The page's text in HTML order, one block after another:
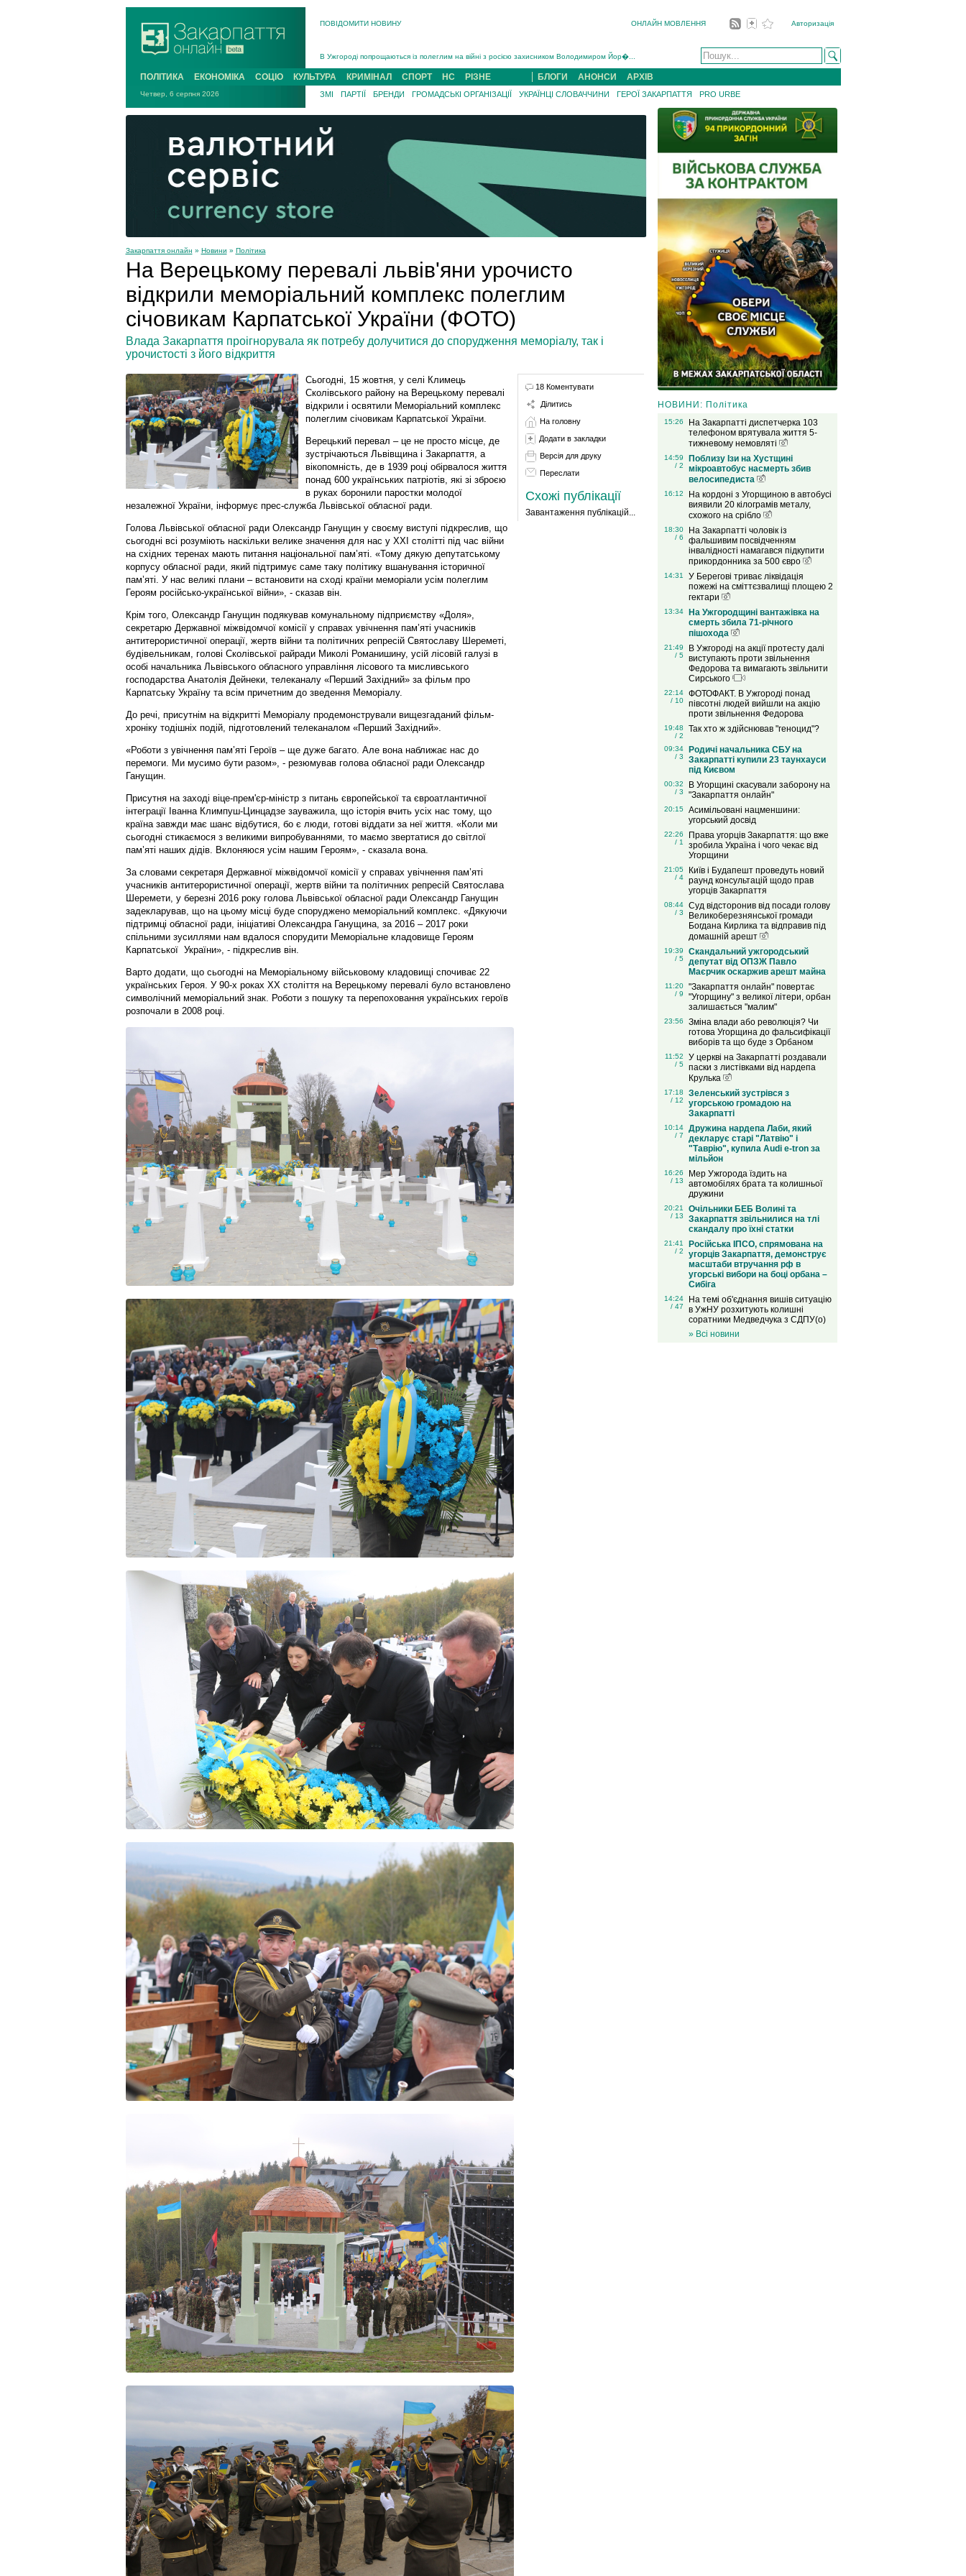
ПОВІДОМИТИ НОВИНУ ОНЛАЙН МОВЛЕННЯ Авторизація
Інструктора районного ТЦК на Закарпатті судитимуть за обвинуваченням у катув...
В Ужгороді 5 серпня попрощаються із захисником Богданом Югасом, який два роки �...
Підтвердили загибель захисника із Нанкова на Хустщині Юліана Гербея (ФОТО)[/gree...
На війні з рф поліг військовий з Виноградова Ігнат Роздяловський (ФОТО)...
На Хустщині внаслідок ДТП за участі трьох авто постраждали 13 людей (ФОТО)...
Інструктора районного ТЦК на Закарпатті судитимуть за обвинувачен...
ПОЛІТИКА ЕКОНОМІКА СОЦІО КУЛЬТУРА КРИМІНАЛ СПОРТ НС РІЗНЕ БЛОГИ АНОНСИ АРХІВ
Четвер, 6 серпня 2026 ЗМІ ПАРТІЇ БРЕНДИ ГРОМАДСЬКІ ОРГАНІЗАЦІЇ УКРАЇНЦІ СЛОВАЧЧИНИ ГЕРОЇ ЗАКАРПАТТЯ PRO URBE
Закарпаття онлайн » Новини » Політика
На Верецькому перевалі львів'яни урочисто
відкрили меморіальний комплекс полеглим
січовикам Карпатської України (ФОТО)
Влада Закарпаття проігнорувала як потребу долучитися до спорудження меморіалу, так і
урочистості з його відкриття
Сьогодні, 15 жовтня, у селі Климець
Сколівського району на Верецькому перевалі
відкрили і освятили Меморіальний комплекс
полеглим січовикам Карпатської України.
Верецький перевал – це не просто місце, де
зустрічаються Львівщина і Закарпаття, а
вікопомність, де в 1939 році обірвалося життя
понад 600 українських патріотів, які зі зброєю
в руках боронили паростки молодої
незалежної України, інформує прес-служба Львівської обласної ради.
Голова Львівської обласної ради Олександр Ганущин у своєму виступі підкреслив, що
сьогодні всі розуміють наскільки велике значення для нас у ХХІ столітті під час війни
на східних теренах мають питання національної пам’яті. «Тому дякую депутатському
корпусу обласної ради, який підтримує саме таку політику вшанування історичної
пам’яті. У нас великі плани – встановити на сході країни меморіали усім полеглим
Героям російсько-української війни», - сказав він.
Крім того, Олександр Ганущин подякував комунальному підприємству «Доля»,
секретарю Державної міжвідомчої комісії у справах увічнення пам’яті учасників
антитерористичної операції, жертв війни та політичних репресій Святославу Шереметі,
будівельникам, голові Сколівської райради Миколі Романишину, усій лісовій галузі в
особі начальника Львівського обласного управління лісового та мисливського
господарства Анатолія Дейнеки, телеканалу «Перший Західний» за фільм про
Карпатську Україну та всім причетним до зведення Меморіалу.
До речі, присутнім на відкритті Меморіалу продемонстрували вищезгаданий фільм-
хроніку тодішніх подій, підготовлений телеканалом «Перший Західний».
«Роботи з увічнення пам’яті Героїв – ще дуже багато. Але вона наближає нас до
перемоги. Ми мусимо бути разом», - резюмував голова обласної ради Олександр
Ганущин.
Присутня на заході віце-прем'єр-міністр з питань європейської та євроатлантичної
інтеграції Іванна Климпуш-Цинцадзе зауважила, що історія вчить усіх нас тому, що
країна завжди має шанс відбутися, бо є люди, готові віддати за неї життя. «Коли ми
сьогодні стикаємося з великими випробуваннями, то маємо звертатися до світлої
пам’яті наших дідів. Вклоняюся усім нашим Героям», - сказала вона.
За словами секретаря Державної міжвідомчої комісії у справах увічнення пам’яті
учасників антитерористичної операції, жертв війни та політичних репресій Святослава
Шеремети, у березні 2016 року голова Львівської обласної ради Олександр Ганущин
задекларував, що на цьому місці буде споруджено меморіальний комплекс. «Дякуючи
підтримці обласної ради, ініціативі Олександра Ганущина, за 2016 – 2017 роки
спільними зусиллями нам вдалося спорудити Меморіальне кладовище Героям
Карпатської України», - підкреслив він.
Варто додати, що сьогодні на Меморіальному військовому кладовищі спочиває 22
українських Героя. У 90-х роках ХХ століття на Верецькому перевалі було встановлено
символічний меморіальний знак. Роботи з пошуку та перепоховання українських героїв
розпочали в 2008 році.
18 Коментувати
Ділитись
На головну
Додати в закладки
Версія для друку
Переслати
Схожі публікації
Завантаження публікацій...
НОВИНИ: Політика
15:26
На Закарпатті диспетчерка 103
телефоном врятувала життя 5-
тижневому немовляті
14:59
/ 2
Поблизу Ізи на Хустщині
мікроавтобус насмерть збив
велосипедиста
16:12
На кордоні з Угорщиною в автобусі
виявили 20 кілограмів металу,
схожого на срібло
18:30
/ 6
На Закарпатті чоловік із
фальшивим посвідченням
інвалідності намагався підкупити
прикордонника за 500 євро
14:31
У Берегові триває ліквідація
пожежі на сміттєзвалищі площею 2
гектари
13:34
На Ужгородщині вантажівка на
смерть збила 71-річного
пішохода
21:49
/ 5
В Ужгороді на акції протесту далі
виступають проти звільнення
Федорова та вимагають звільнити
Сирського
22:14
/ 10
ФОТОФАКТ. В Ужгороді понад
півсотні людей вийшли на акцію
проти звільнення Федорова
19:48
/ 2
Так хто ж здійснював "геноцид"?
09:34
/ 3
Родичі начальника СБУ на
Закарпатті купили 23 таунхауси
під Києвом
00:32
/ 3
В Угорщині скасували заборону на
"Закарпаття онлайн"
20:15
Асимільовані нацменшини:
угорський досвід
22:26
/ 1
Права угорців Закарпаття: що вже
зробила Україна і чого чекає від
Угорщини
21:05
/ 4
Київ і Будапешт проведуть новий
раунд консультацій щодо прав
угорців Закарпаття
08:44
/ 3
Суд відсторонив від посади голову
Великоберезнянської громади
Богдана Кирлика та відправив під
домашній арешт
19:39
/ 5
Скандальний ужгородський
депутат від ОПЗЖ Павло
Маєрчик оскаржив арешт майна
11:20
/ 9
"Закарпаття онлайн" повертає
"Угорщину" з великої літери, орбан
залишається "малим"
23:56
Зміна влади або революція? Чи
готова Угорщина до фальсифікації
виборів та що буде з Орбаном
11:52
/ 5
У церкві на Закарпатті роздавали
паски з листівками від нардепа
Крулька
17:18
/ 12
Зеленський зустрівся з
угорською громадою на
Закарпатті
10:14
/ 7
Дружина нардепа Лаби, який
декларує старі "Латвію" і
"Таврію", купила Audi e-tron за
мільйон
16:26
/ 13
Мер Ужгорода їздить на
автомобілях брата та колишньої
дружини
20:21
/ 13
Очільники БЕБ Волині та
Закарпаття звільнилися на тлі
скандалу про їхні статки
21:41
/ 2
Російська ІПСО, спрямована на
угорців Закарпаття, демонструє
масштаби втручання рф в
угорські вибори на боці орбана –
Сибіга
14:24
/ 47
На темі об'єднання вишів ситуацію
в УжНУ розхитують колишні
соратники Медведчука з СДПУ(о)
» Всі новини